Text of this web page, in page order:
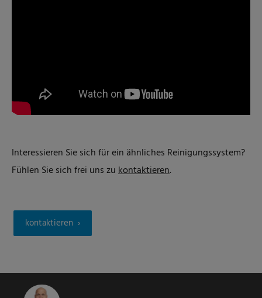
Interessieren Sie sich für ein ähnliches Reinigungssystem?
Fühlen Sie sich frei uns zukontaktieren.
kontaktieren